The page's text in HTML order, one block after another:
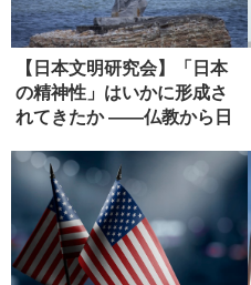
【日本文明研究会】「日本
の精神性」はいかに形成さ
れてきたか ――仏教から日